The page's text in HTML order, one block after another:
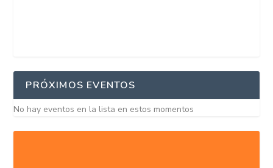
PRÓXIMOS EVENTOS
No hay eventos en la lista en estos momentos